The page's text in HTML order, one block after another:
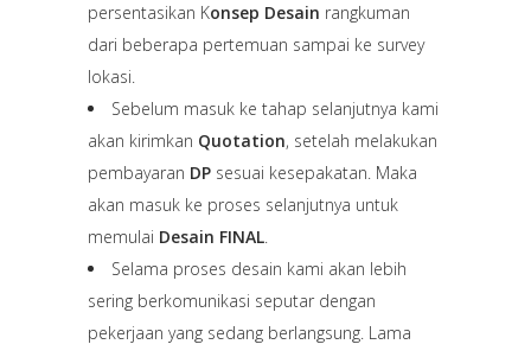
persentasikan Konsep Desain rangkuman
dari beberapa pertemuan sampai ke survey
lokasi.
Sebelum masuk ke tahap selanjutnya kami
akan kirimkan Quotation, setelah melakukan
pembayaran DP sesuai kesepakatan. Maka
akan masuk ke proses selanjutnya untuk
memulai Desain FINAL.
Selama proses desain kami akan lebih
sering berkomunikasi seputar dengan
pekerjaan yang sedang berlangsung. Lama